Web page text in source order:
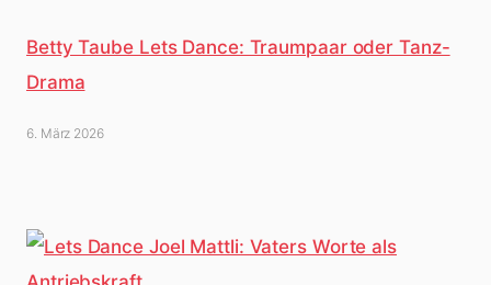
Betty Taube Lets Dance: Traumpaar oder Tanz-
Drama
6. März 2026